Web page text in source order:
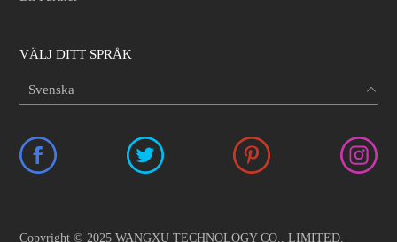
VÄLJ DITT SPRÅK
Copyright © 2025 WANGXU TECHNOLOGY CO., LIMITED.